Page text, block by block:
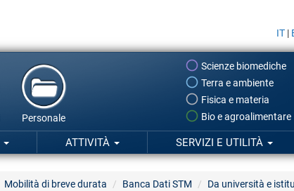
IT |
Scienze biomediche
Terra e ambiente
Fisica e materia
Bio e agroalimentare
Personale
ATTIVITÀ SERVIZI E UTILITÀ
Mobilità di breve durata Banca Dati STM
Da università e